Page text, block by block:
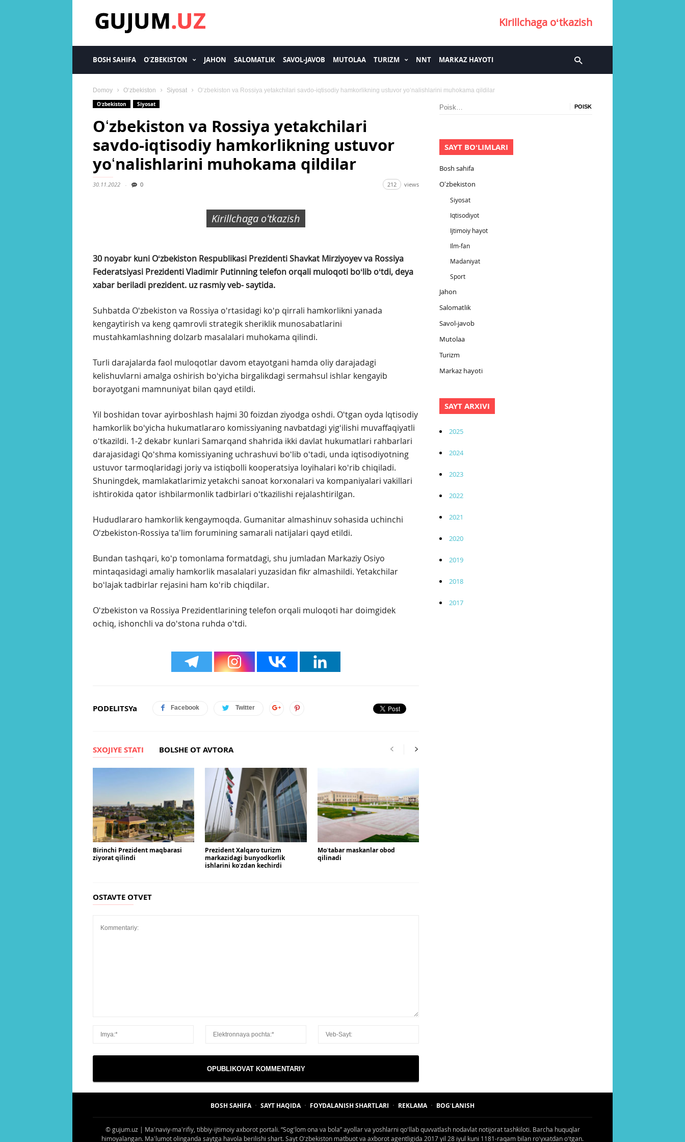
Kirillchaga oʻtkazish
BOSH SAHIFA OʻZBEKISTON JAHON SALOMATLIK SAVOL-JAVOB MUTOLAA TURIZM NNT MARKAZ HAYOTI
Domoy Oʻzbekiston Siyosat
Oʻzbekiston va Rossiya yetakchilari savdo-iqtisodiy hamkorlikning ustuvor yoʻnalishlarini muhokama qildilar
Oʻzbekiston
Siyosat
Oʻzbekiston va Rossiya yetakchilari
savdo-iqtisodiy hamkorlikning ustuvor
yoʻnalishlarini muhokama qildilar
30.11.2022 0 212 views
Kirillchaga oʻtkazish
30 noyabr kuni Oʻzbekiston Respublikasi Prezidenti Shavkat Mirziyoyev va Rossiya
Federatsiyasi Prezidenti Vladimir Putinning telefon orqali muloqoti boʻlib oʻtdi, deya
xabar beriladi prezident. uz rasmiy veb- saytida.
Suhbatda Oʻzbekiston va Rossiya oʻrtasidagi koʻp qirrali hamkorlikni yanada
kengaytirish va keng qamrovli strategik sheriklik munosabatlarini
mustahkamlashning dolzarb masalalari muhokama qilindi.
Turli darajalarda faol muloqotlar davom etayotgani hamda oliy darajadagi
kelishuvlarni amalga oshirish boʻyicha birgalikdagi sermahsul ishlar kengayib
borayotgani mamnuniyat bilan qayd etildi.
Yil boshidan tovar ayirboshlash hajmi 30 foizdan ziyodga oshdi. Oʻtgan oyda Iqtisodiy
hamkorlik boʻyicha hukumatlararo komissiyaning navbatdagi yigʻilishi muvaffaqiyatli
oʻtkazildi. 1-2 dekabr kunlari Samarqand shahrida ikki davlat hukumatlari rahbarlari
darajasidagi Qoʻshma komissiyaning uchrashuvi boʻlib oʻtadi, unda iqtisodiyotning
ustuvor tarmoqlaridagi joriy va istiqbolli kooperatsiya loyihalari koʻrib chiqiladi.
Shuningdek, mamlakatlarimiz yetakchi sanoat korxonalari va kompaniyalari vakillari
ishtirokida qator ishbilarmonlik tadbirlari oʻtkazilishi rejalashtirilgan.
Hududlararo hamkorlik kengaymoqda. Gumanitar almashinuv sohasida uchinchi
Oʻzbekiston-Rossiya taʼlim forumining samarali natijalari qayd etildi.
Bundan tashqari, koʻp tomonlama formatdagi, shu jumladan Markaziy Osiyo
mintaqasidagi amaliy hamkorlik masalalari yuzasidan fikr almashildi. Yetakchilar
boʻlajak tadbirlar rejasini ham koʻrib chiqdilar.
Oʻzbekiston va Rossiya Prezidentlarining telefon orqali muloqoti har doimgidek
ochiq, ishonchli va doʻstona ruhda oʻtdi.
PODELITSYa Facebook Twitter
SXOJIYE STATI BOLSHE OT AVTORA
Birinchi Prezident maqbarasi
ziyorat qilindi
Prezident Xalqaro turizm
markazidagi bunyodkorlik
ishlarini koʻzdan kechirdi
Moʻtabar maskanlar obod
qilinadi
OSTAVTE OTVET
Nayti:
SAYT BOʻLIMLARI
Bosh sahifa
Oʻzbekiston
Siyosat
Iqtisodiyot
Ijtimoiy hayot
Ilm-fan
Madaniyat
Sport
Jahon
Salomatlik
Savol-javob
Mutolaa
Turizm
Markaz hayoti
SAYT ARXIVI
2025
2024
2023
2022
2021
2020
2019
2018
2017
BOSH SAHIFA SAYT HAQIDA FOYDALANISH SHARTLARI REKLAMA BOGʻLANISH
© gujum.uz | Maʼnaviy-maʼrifiy, tibbiy-ijtimoiy axborot portali. “Sogʻlom ona va bola” ayollar va yoshlarni qoʻllab quvvatlash nodavlat notijorat tashkiloti. Barcha huquqlar
himoyalangan. Maʼlumot olinganda saytga havola berilishi shart. Sayt Oʻzbekiston matbuot va axborot agentligida 2017 yil 28 iyul kuni 1181-raqam bilan roʻyxatdan oʻtgan.